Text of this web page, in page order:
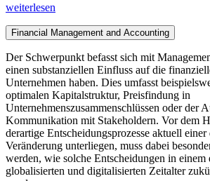
weiterlesen
Financial Management and Accounting
Der Schwerpunkt befasst sich mit
einen substanziellen Einfluss auf die
Unternehmen haben. Dies umfasst
optimalen Kapitalstruktur, Preisfindung in
Unternehmenszusammenschlüssen oder der
Kommunikation mit Stakeholdern. Vor dem
derartige Entscheidungsprozesse aktuell
Veränderung unterliegen, muss dabei
werden, wie solche Entscheidungen in einem
globalisierten und digitalisierten Zeitalter